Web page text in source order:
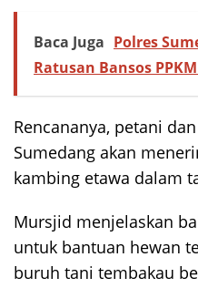
Baca Juga Polres
Ratusan Bansos
Rencananya, petani
Sumedang akan
kambing etawa dalam
Mursjid menjelaskan
untuk bantuan hewan
buruh tani tembakau